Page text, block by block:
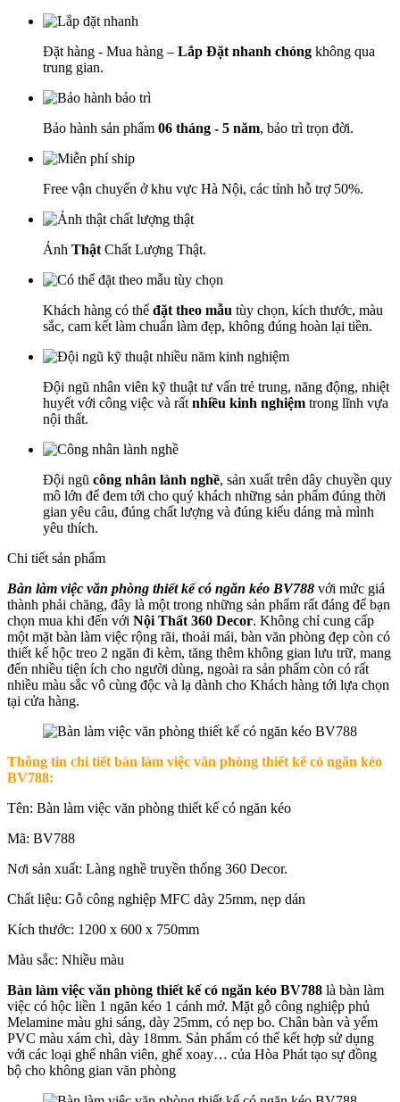
Đặt hàng - Mua hàng – Lắp Đặt nhanh chóng không qua
trung gian.
Bảo hành sản phẩm 06 tháng - 5 năm, bảo trì trọn đời.
Free vận chuyển ở khu vực Hà Nội, các tỉnh hỗ trợ 50%.
Ảnh Thật Chất Lượng Thật.
Khách hàng có thể đặt theo mẫu tùy chọn, kích thước, màu
sắc, cam kết làm chuẩn làm đẹp, không đúng hoàn lại tiền.
Đội ngũ nhân viên kỹ thuật tư vấn trẻ trung, năng động, nhiệt
huyết với công việc và rất nhiều kinh nghiệm trong lĩnh vựa
nội thất.
Đội ngũ công nhân lành nghề, sản xuất trên dây chuyền quy
mô lớn để đem tới cho quý khách những sản phẩm đúng thời
gian yêu câu, đúng chất lượng và đúng kiểu dáng mà mình
yêu thích.
Chi tiết sản phẩm
Bàn làm việc văn phòng thiết kế có ngăn kéo BV788 với mức giá
thành phải chăng, đây là một trong những sản phẩm rất đáng để bạn
chọn mua khi đến với Nội Thất 360 Decor. Không chỉ cung cấp
một mặt bàn làm việc rộng rãi, thoải mái, bàn văn phòng đẹp còn có
thiết kế hộc treo 2 ngăn đi kèm, tăng thêm không gian lưu trữ, mang
đến nhiều tiện ích cho người dùng, ngoài ra sản phẩm còn có rất
nhiều màu sắc vô cùng độc và lạ dành cho Khách hàng tới lựa chọn
tại cửa hàng.
Thông tin chi tiết bàn làm việc văn phòng thiết kế có ngăn kéo
BV788:
Tên: Bàn làm việc văn phòng thiết kế có ngăn kéo
Mã: BV788
Nơi sản xuất: Làng nghề truyền thống 360 Decor.
Chất liệu: Gỗ công nghiệp MFC dày 25mm, nẹp dán
Kích thước: 1200 x 600 x 750mm
Màu sắc: Nhiều màu
Bàn làm việc văn phòng thiết kế có ngăn kéo BV788 là bàn làm
việc có hộc liền 1 ngăn kéo 1 cánh mở. Mặt gỗ công nghiệp phủ
Melamine màu ghi sáng, dày 25mm, có nẹp bo. Chân bàn và yếm
PVC màu xám chì, dày 18mm. Sản phẩm có thể kết hợp sử dụng
với các loại ghế nhân viên, ghế xoay… của Hòa Phát tạo sự đồng
bộ cho không gian văn phòng